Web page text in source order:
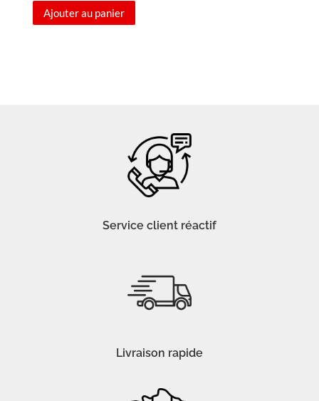
initial
actuel
Ajouter au panier
Service client réactif
Livraison rapide